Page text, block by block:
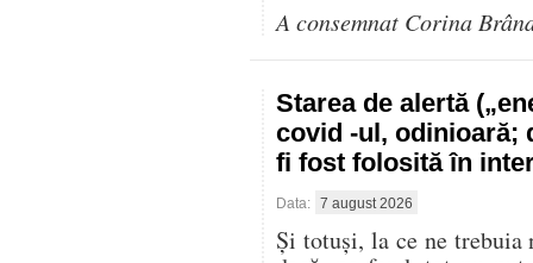
A consemnat Corina
Starea de alertă
covid -ul, odinioară;
fi fost folosită în
Data: 7 august 2026
Și totuși, la ce ne trebuia